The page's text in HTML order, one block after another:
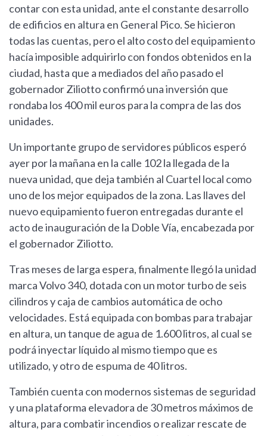
contar con esta unidad, ante el constante desarrollo
de edificios en altura en General Pico. Se hicieron
todas las cuentas, pero el alto costo del equipamiento
hacía imposible adquirirlo con fondos obtenidos en la
ciudad, hasta que a mediados del año pasado el
gobernador Ziliotto confirmó una inversión que
rondaba los 400 mil euros para la compra de las dos
unidades.
Un importante grupo de servidores públicos esperó
ayer por la mañana en la calle 102 la llegada de la
nueva unidad, que deja también al Cuartel local como
uno de los mejor equipados de la zona. Las llaves del
nuevo equipamiento fueron entregadas durante el
acto de inauguración de la Doble Vía, encabezada por
el gobernador Ziliotto.
Tras meses de larga espera, finalmente llegó la unidad
marca Volvo 340, dotada con un motor turbo de seis
cilindros y caja de cambios automática de ocho
velocidades. Está equipada con bombas para trabajar
en altura, un tanque de agua de 1.600 litros, al cual se
podrá inyectar líquido al mismo tiempo que es
utilizado, y otro de espuma de 40 litros.
También cuenta con modernos sistemas de seguridad
y una plataforma elevadora de 30 metros máximos de
altura, para combatir incendios o realizar rescate de